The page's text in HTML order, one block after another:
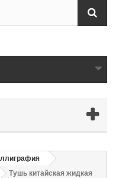
Тушь китайская жидкая